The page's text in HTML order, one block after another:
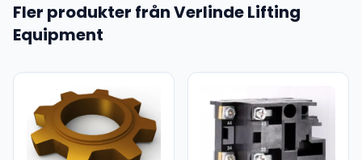
Fler produkter från Verlinde Lifting
Equipment